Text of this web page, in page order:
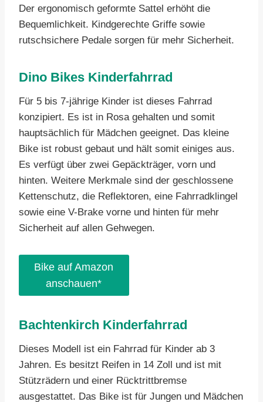
Der ergonomisch geformte Sattel erhöht die
Bequemlichkeit. Kindgerechte Griffe sowie
rutschsichere Pedale sorgen für mehr Sicherheit.
Dino Bikes Kinderfahrrad
Für 5 bis 7-jährige Kinder ist dieses Fahrrad
konzipiert. Es ist in Rosa gehalten und somit
hauptsächlich für Mädchen geeignet. Das kleine
Bike ist robust gebaut und hält somit einiges aus.
Es verfügt über zwei Gepäckträger, vorn und
hinten. Weitere Merkmale sind der geschlossene
Kettenschutz, die Reflektoren, eine Fahrradklingel
sowie eine V-Brake vorne und hinten für mehr
Sicherheit auf allen Gehwegen.
Bike auf Amazon
anschauen
Bachtenkirch Kinderfahrrad
Dieses Modell ist ein Fahrrad für Kinder ab 3
Jahren. Es besitzt Reifen in 14 Zoll und ist mit
Stützrädern und einer Rücktrittbremse
ausgestattet. Das Bike ist für Jungen und Mädchen